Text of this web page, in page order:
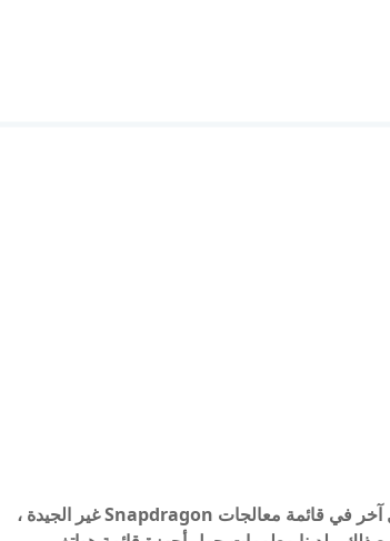
معالج Qualcomm's Snapdragon 8 Gen 1 هو إدخال آخر في قائمة معالجات Snapdragon غير الجيدة ،